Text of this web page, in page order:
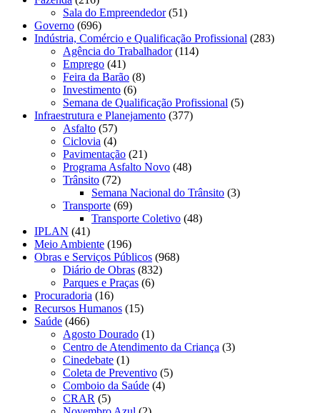
Sala do Empreendedor(51)
Governo (696)
Indústria, Comércio e Qualificação Profissional (283)
Agência do Trabalhador(114)
Emprego (41)
Feira da Barão (8)
Investimento (6)
Semana de Qualificação Profissional (5)
Infraestrutura e Planejamento (377)
Asfalto (57)
Ciclovia (4)
Pavimentação (21)
Programa Asfalto Novo (48)
Trânsito (72)
Semana Nacional do Trânsito (3)
Transporte (69)
Transporte Coletivo (48)
IPLAN (41)
Meio Ambiente (196)
Obras e Serviços Públicos (968)
Diário de Obras (832)
Parques e Praças (6)
Procuradoria (16)
Recursos Humanos (15)
Saúde (466)
Agosto Dourado (1)
Centro de Atendimento da Criança (3)
Cinedebate (1)
Coleta de Preventivo (5)
Comboio da Saúde (4)
CRAR (5)